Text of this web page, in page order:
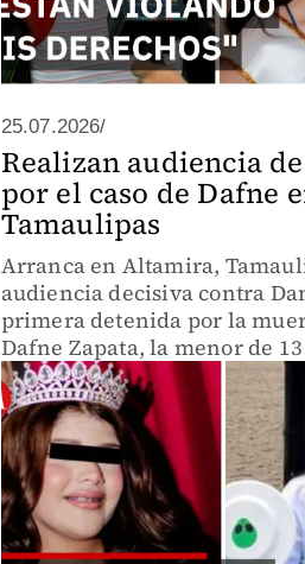
25.07.2026/
Realizan audiencia
por el caso de Dafne
Tamaulipas
Arranca en Altamira,
audiencia decisiva contra
primera detenida por la
Dafne Zapata, la menor de
falleció en un campamento
de Ciudad Madero.